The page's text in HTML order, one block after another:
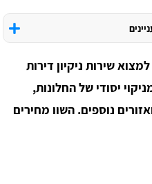
שירות ניקיון דירות
יסודי של החלונות,
נוספים. השוו מחירים